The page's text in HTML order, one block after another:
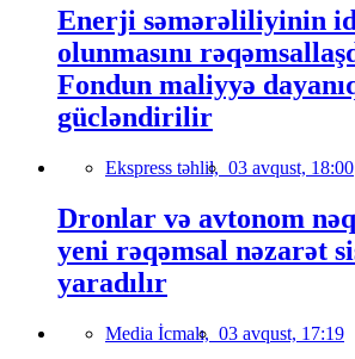
Enerji səmərəliliyinin
olunmasını
Fondun maliyyə
gücləndirilir
Ekspress təhlil, 03 avqust, 18:00
Dronlar və avtonom
yeni rəqəmsal nəzarət
yaradılır
Media İcmalı, 03 avqust, 17:19